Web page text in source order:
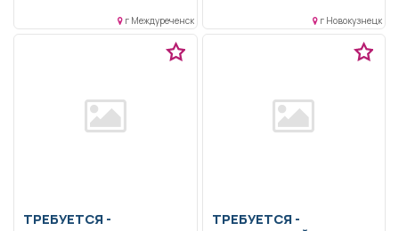
г Междуреченск г Новокузнецк
ТРЕБУЕТСЯ -
ТРЕБУЕТСЯ -